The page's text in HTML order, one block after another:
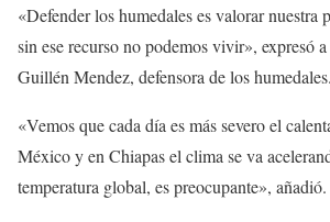
«Defender los humedales es valorar nuestra
sin ese recurso no podemos vivir», expresó
Guillén Mendez, defensora de los humedales.
«Vemos que cada día es más severo el
México y en Chiapas el clima se va
temperatura global, es preocupante», añadió.